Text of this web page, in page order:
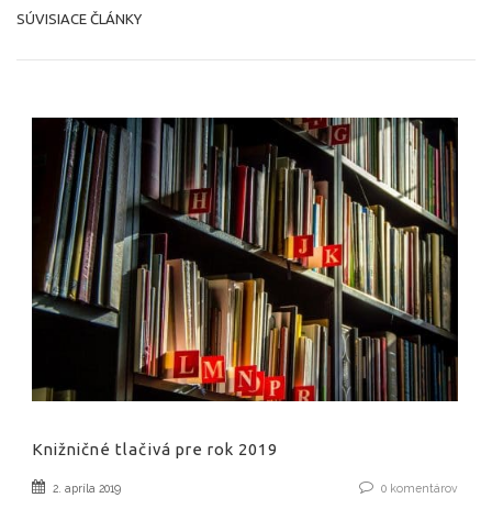
SÚVISIACE ČLÁNKY
Knižničné tlačivá pre rok 2019
2. apríla 2019 0 komentárov